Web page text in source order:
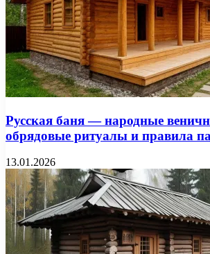
Русская баня — народные
обрядовые ритуалы и правила
13.01.2026